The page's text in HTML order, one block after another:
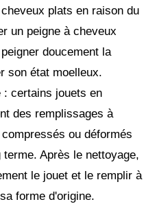
plats en raison du
un peigne à cheveux
doucement la
son état moelleux.
: certains jouets en
des remplissages à
ou déformés
Après le nettoyage,
le jouet et le remplir à
forme d'origine.